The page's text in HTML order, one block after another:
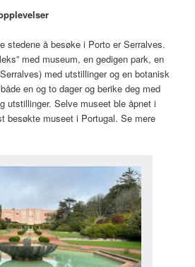
stedene å besøke i Porto er Serralves.
med museum, en gedigen park, en
med utstillinger og en botanisk
en og to dager og berike deg med
utstillinger. Selve museet ble åpnet i
besøkte museet i Portugal. Se mere